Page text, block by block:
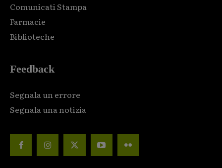
Comunicati Stampa
Farmacie
Biblioteche
Feedback
Segnala un errore
Segnala una notizia